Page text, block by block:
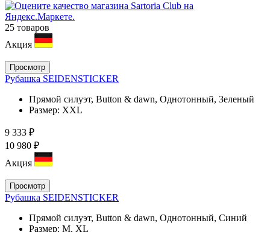
25 товаров
Акция
Просмотр
Рубашка SEIDENSTICKER
Прямой силуэт, Button & dawn, Однотонный, Зеленый
Размер: XXL
9 333 ₽
10 980 ₽
Акция
Просмотр
Рубашка SEIDENSTICKER
Прямой силуэт, Button & dawn, Однотонный, Синий
Размер: M, XL